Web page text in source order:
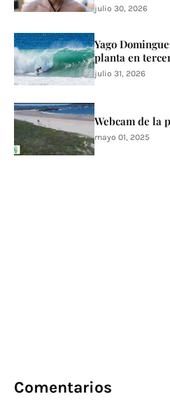
julio 30, 2026
Yago
planta en
julio 31, 2026
Webcam de la
mayo 01, 2025
Comentarios